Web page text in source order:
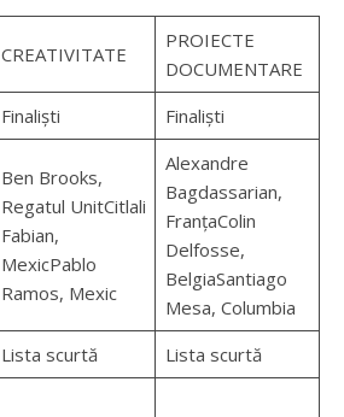
CREATIVITATE
PROIECTE
DOCUMENTARE
Finaliști
Finaliști
Ben Brooks,
Regatul UnitCitlali
Fabian,
MexicPablo
Ramos, Mexic
Alexandre
Bagdassarian,
FranțaColin
Delfosse,
BelgiaSantiago
Mesa, Columbia
Lista scurtă
Lista scurtă